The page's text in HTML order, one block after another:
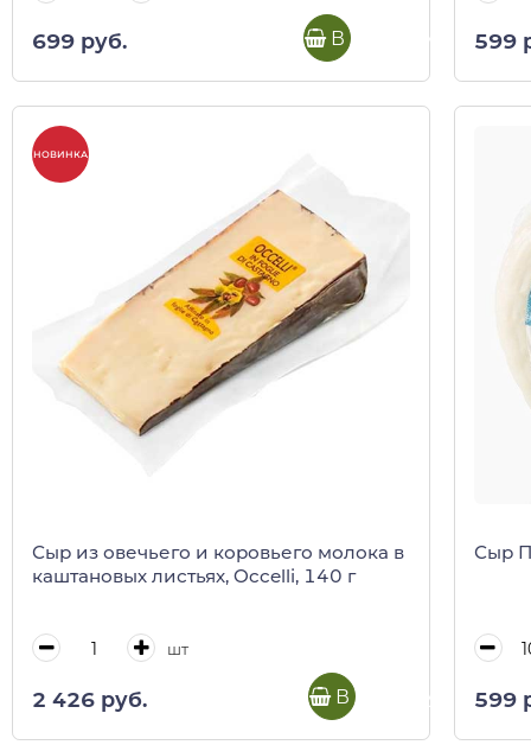
699 руб. В корзину 599
НОВИНКА
Сыр из овечьего и коровьего молока в
каштановых листьях, Occelli, 140 г
шт
2 426 руб. В корзину
Сыр
599